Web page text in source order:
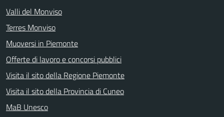
Valli del Monviso
Terres Monviso
Muoversi in Piemonte
Offerte di lavoro e concorsi pubblici
Visita il sito della Regione Piemonte
Visita il sito della Provincia di Cuneo
MaB Unesco